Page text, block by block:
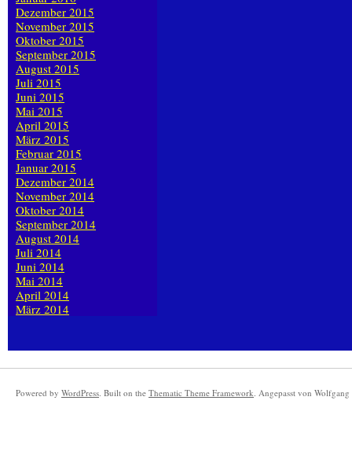
Dezember 2015
November 2015
Oktober 2015
September 2015
August 2015
Juli 2015
Juni 2015
Mai 2015
April 2015
März 2015
Februar 2015
Januar 2015
Dezember 2014
November 2014
Oktober 2014
September 2014
August 2014
Juli 2014
Juni 2014
Mai 2014
April 2014
März 2014
Powered by WordPress. Built on the Thematic Theme Framework. Angepasst von